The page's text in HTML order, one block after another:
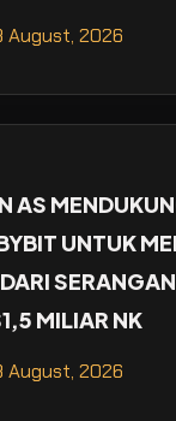
August, 2026
AS
UNTUK
SERANGAN
MILIAR NK
August, 2026